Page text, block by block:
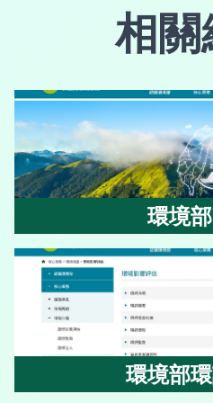
相
環境
環境部